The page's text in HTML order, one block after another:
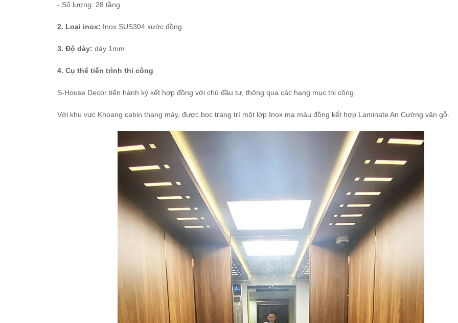
- Số lượng: 28 tầng
2. Loại inox: Inox SUS304 xước đồng
3. Độ dày: dày 1mm
4. Cụ thể tiến trình thi công
S-House Decor tiến hành ký kết hợp đồng với chủ đầu tư, thông qua các hạng mục thi công.
Với khu vực Khoang cabin thang máy, được bọc trang trí một lớp Inox mạ màu đồng kết hợp Laminate An Cường vân gỗ.